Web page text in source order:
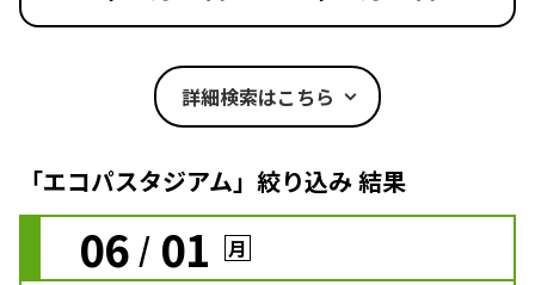
詳細検索はこちら
「エコパスタジアム」絞り込み 結果
06 / 01 月